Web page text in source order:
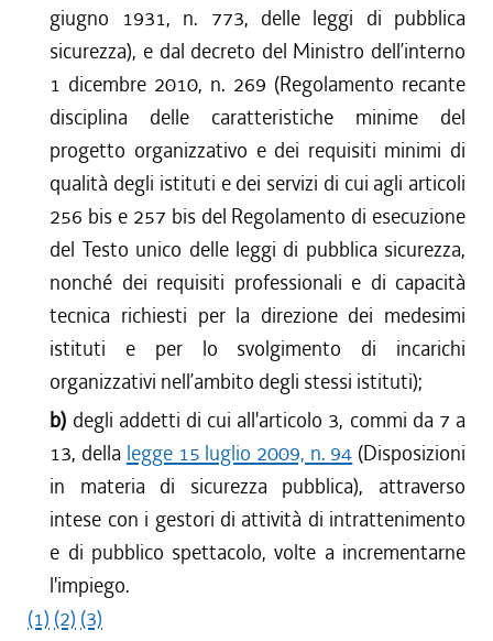
giugno 1931, n. 773, delle leggi di pubblica
sicurezza), e dal decreto del Ministro dell’interno
1 dicembre 2010, n. 269 (Regolamento recante
disciplina delle caratteristiche minime del
progetto organizzativo e dei requisiti minimi di
qualità degli istituti e dei servizi di cui agli articoli
256 bis e 257 bis del Regolamento di esecuzione
del Testo unico delle leggi di pubblica sicurezza,
nonché dei requisiti professionali e di capacità
tecnica richiesti per la direzione dei medesimi
istituti e per lo svolgimento di incarichi
organizzativi nell’ambito degli stessi istituti);
b) degli addetti di cui all'articolo 3, commi da 7 a
13, della legge 15 luglio 2009, n. 94 (Disposizioni
in materia di sicurezza pubblica), attraverso
intese con i gestori di attività di intrattenimento
e di pubblico spettacolo, volte a incrementarne
l'impiego.
(1) (2) (3)